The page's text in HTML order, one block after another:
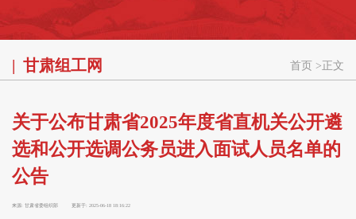
甘肃组工网 首页 > 正文
关于公布甘肃省2025年度省直机关公开遴
选和公开选调公务员进入面试人员名单的
公告
来源: 甘肃省委组织部 更新于: 2025-06-18 18:16:22